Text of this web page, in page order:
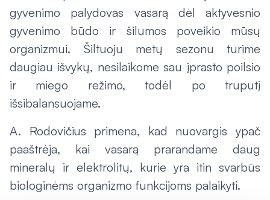
gyvenimo palydovas vasarą dėl aktyvesnio
gyvenimo būdo ir šilumos poveikio mūsų
organizmui. Šiltuoju metų sezonu turime
daugiau išvykų, nesilaikome sau įprasto poilsio
ir miego režimo, todėl po truputį
išsibalansuojame.
A. Rodovičius primena, kad nuovargis ypač
paaštrėja, kai vasarą prarandame daug
mineralų ir elektrolitų, kurie yra itin svarbūs
biologinėms organizmo funkcijoms palaikyti.